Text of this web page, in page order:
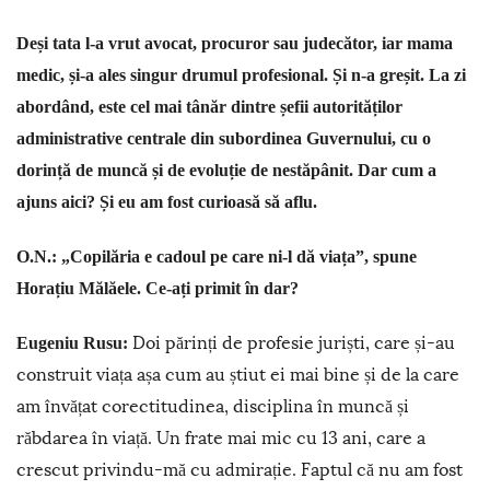
Deși tata l-a vrut avocat, procuror sau judecător, iar mama
medic, și-a ales singur drumul profesional. Și n-a greșit. La zi
abordând, este cel mai tânăr dintre șefii autorităților
administrative centrale din subordinea Guvernului, cu o
dorință de muncă și de evoluție de nestăpânit. Dar cum a
ajuns aici? Și eu am fost curioasă să aflu.
O.N.: „Copilăria e cadoul pe care ni-l dă viața”, spune
Horațiu Mălăele. Ce-ați primit în dar?
Eugeniu Rusu: Doi părinți de profesie juriști, care și-au
construit viața așa cum au știut ei mai bine și de la care
am învățat corectitudinea, disciplina în muncă și
răbdarea în viață. Un frate mai mic cu 13 ani, care a
crescut privindu-mă cu admirație. Faptul că nu am fost